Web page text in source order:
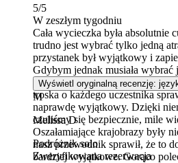
5/5
W zeszłym tygodniu
Cała wycieczka była absolutnie
trudno jest wybrać tylko jedną
przystanek był wyjątkowy i
Gdybym jednak musiała wybrać
przewodnik. Jego wiedza, pasja,
troska o każdego uczestnika
naprawdę wyjątkowy. Dzięki
czuliśmy się bezpiecznie, mile
Oszałamiające krajobrazy były
nasz przewodnik sprawił, że to
bardziej wyjątkowe. Gorąco
Wyświetl oryginalną recenzję:
M
Melissa D
Podróżnik solo
Zweryfikowana rezerwacja